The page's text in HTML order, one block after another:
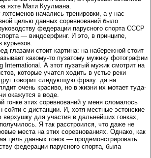
яхте Мати Куулмана.
начались тренировки, а у нас
целью данных соревнований было
федерации парусного спорта СССР
— виндсерфинг. И это, в принципе,
курьезов.
глазами стоит картина: на набережной стоит
какому-то пузатому мужику фотографии
International. А этот пузатый мужик смотрит на
которые учатся ходить в устье реки
говорит следующую фразу: да на
очень красиво, но в жизни их мотает туда-
окажутся в воде.
гонке этих соревнований у меня сломалось
с дистанции. И, хотя местные эстонские
для участия в дальнейших гонках,
Я так расстроился, что даже не
места на этих соревнованиях. Однако, как
цель данных гонок — продемонстрировать
федерации парусного спорта, была